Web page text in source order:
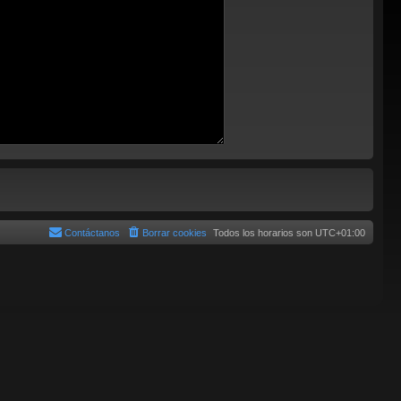
Todos los horarios son UTC+01:00
Borrar cookies
Contáctanos